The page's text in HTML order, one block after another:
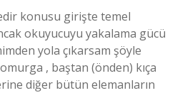
konusu girişte temel
okuyucuyu yakalama gücü
yola çıkarsam şöyle
, baştan (önden) kıça
diğer bütün elemanların